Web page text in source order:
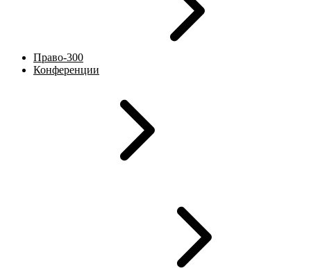
Право-300
Конференции